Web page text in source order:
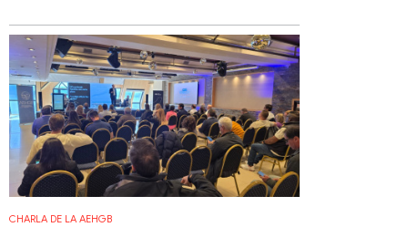
CHARLA DE LA AEHGB